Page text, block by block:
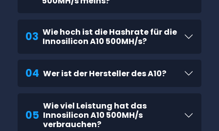
03 Wie hoch ist die Hashrate für die
Innosilicon A10 500MH/s?
04 Wer ist der Hersteller des A10?
05
Wie viel Leistung hat das
Innosilicon A10 500MH/s
verbrauchen?